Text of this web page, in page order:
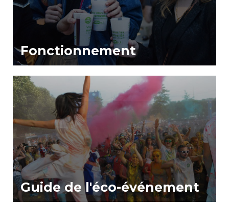
Fonctionnement
Guide de l'éco-événement